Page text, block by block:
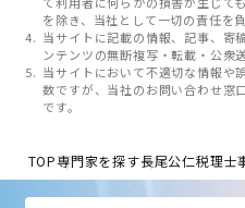
を除き、当社として一切の責任を
当サイトに記載の情報、記事、寄
ンテンツの無断複写・転載・公衆
当サイトにおいて不適切な情報や
数ですが、当社のお問い合わせ窓
です。
TOP専門家を探す長尾公仁税理士